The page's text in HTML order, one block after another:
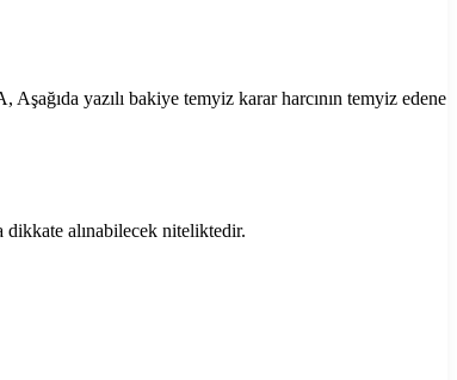
yazılı bakiye temyiz karar harcının temyiz edene
dikkate alınabilecek niteliktedir.